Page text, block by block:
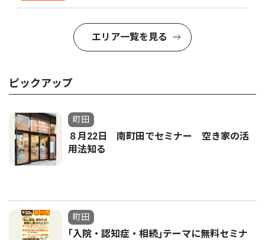
エリア一覧を見る
ピックアップ
町田
８月22日 南町田でセミナー 空き家の活
用法知る
町田
｢入院・認知症・相続｣テーマに無料セミナ